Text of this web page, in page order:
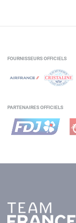
FOURNISSEURS OFFICIELS
PARTENAIRES OFFICIELS